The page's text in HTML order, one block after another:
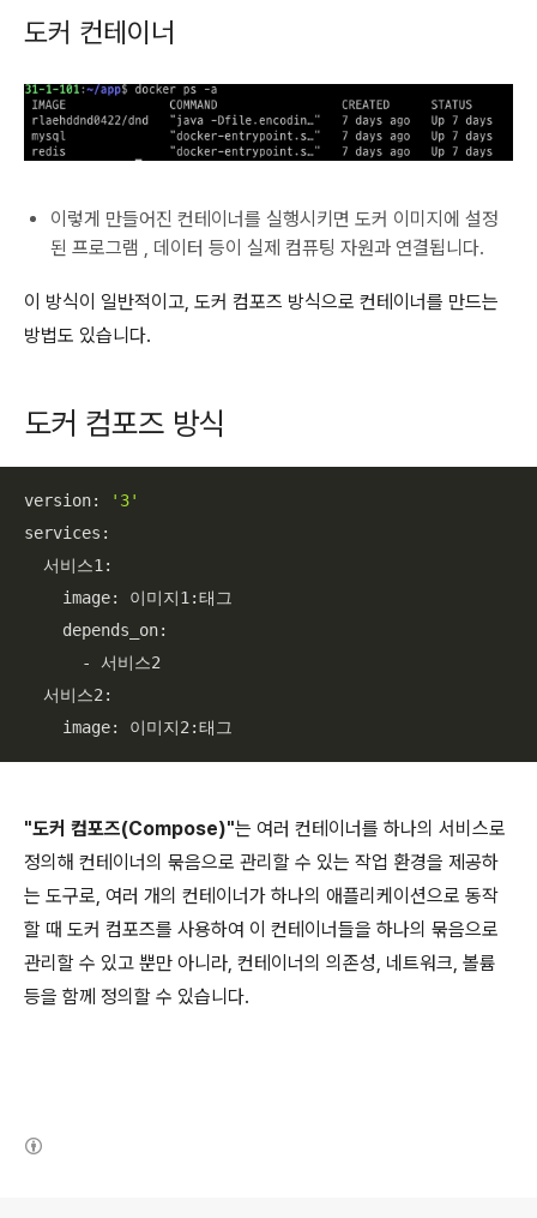
도커 컨테이너
이렇게 만들어진 컨테이너를 실행시키면 도커 이미지에 설정
된 프로그램 , 데이터 등이 실제 컴퓨팅 자원과 연결됩니다.
이 방식이 일반적이고, 도커 컴포즈 방식으로 컨테이너를 만드는
방법도 있습니다.
도커 컴포즈 방식
version:
'3'
services:
  서비스
1 :
    image: 이미지
1 :태그
    depends_on:
      - 서비스
2
  서비스
2 :
    image: 이미지
2 :태그
"도커 컴포즈(Compose)"는 여러 컨테이너를 하나의 서비스로
정의해 컨테이너의 묶음으로 관리할 수 있는 작업 환경을 제공하
는 도구로, 여러 개의 컨테이너가 하나의 애플리케이션으로 동작
할 때 도커 컴포즈를 사용하여 이 컨테이너들을 하나의 묶음으로
관리할 수 있고 뿐만 아니라, 컨테이너의 의존성, 네트워크, 볼륨
등을 함께 정의할 수 있습니다.